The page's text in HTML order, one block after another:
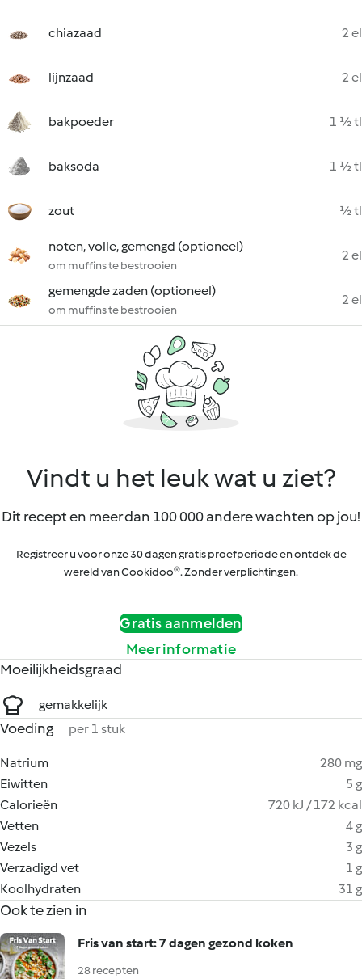
chiazaad 2 el
lijnzaad 2 el
bakpoeder 1 ½ tl
baksoda 1 ½ tl
zout ½ tl
noten, volle, gemengd (optioneel)
om muffins te bestrooien
2 el
gemengde zaden (optioneel)
om muffins te bestrooien
2 el
Vindt u het leuk wat u ziet?
Dit recept en meer dan 100 000 andere wachten op jou!
Registreer u voor onze 30 dagen gratis proefperiode en ontdek de
wereld van Cookidoo®. Zonder verplichtingen.
Gratis aanmelden
Meer informatie
Moeilijkheidsgraad
gemakkelijk
Voeding per 1 stuk
Natrium
280 mg
Eiwitten
5 g
Calorieën
720 kJ / 172 kcal
Vetten
4 g
Vezels
3 g
Verzadigd vet
1 g
Koolhydraten
31 g
Ook te zien in
Fris van start: 7 dagen gezond koken
28 recepten